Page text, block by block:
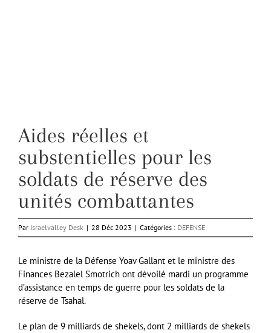
Aides réelles et
substentielles pour les
soldats de réserve des
unités combattantes
Par Israelvalley Desk | 28 Déc 2023 | Catégories : DEFENSE
Le ministre de la Défense Yoav Gallant et le ministre des
Finances Bezalel Smotrich ont dévoilé mardi un programme
d’assistance en temps de guerre pour les soldats de la
réserve de Tsahal.
Le plan de 9 milliards de shekels, dont 2 milliards de shekels